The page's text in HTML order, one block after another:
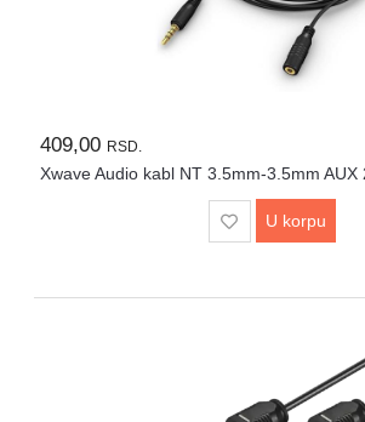
409,00 RSD.
Xwave Audio kabl NT 3.5mm-3.5mm AUX
U korpu